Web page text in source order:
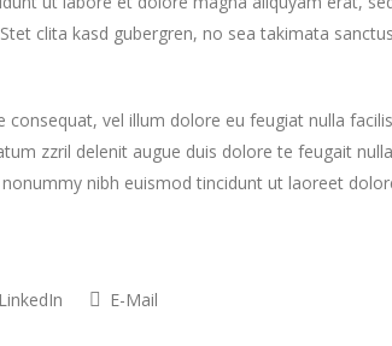
clita kasd gubergren, no sea takimata sanctus
vel illum dolore eu feugiat nulla
zzril delenit augue duis dolore te feugait nulla
nibh euismod tincidunt ut laoreet
LinkedIn E-Mail